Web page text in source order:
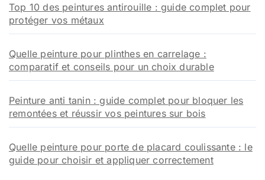
Top 10 des peintures antirouille : guide complet pour
protéger vos métaux
Quelle peinture pour plinthes en carrelage :
comparatif et conseils pour un choix durable
Peinture anti tanin : guide complet pour bloquer les
remontées et réussir vos peintures sur bois
Quelle peinture pour porte de placard coulissante : le
guide pour choisir et appliquer correctement